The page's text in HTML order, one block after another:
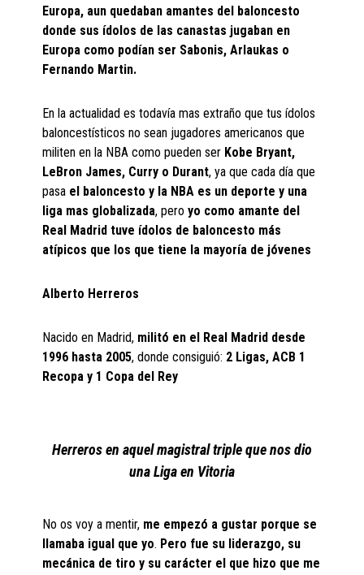
Europa, aun quedaban amantes del baloncesto
donde sus ídolos de las canastas jugaban en
Europa como podían ser Sabonis, Arlaukas o
Fernando Martin.
En la actualidad es todavía mas extraño que tus ídolos
baloncestísticos no sean jugadores americanos que
militen en la NBA como pueden ser Kobe Bryant,
LeBron James, Curry o Durant, ya que cada día que
pasa el baloncesto y la NBA es un deporte y una
liga mas globalizada, peroyo como amante del
Real Madrid tuve ídolos de baloncesto más
atípicos que los que tiene la mayoría de jóvenes
Alberto Herreros
Nacido en Madrid, militó en el Real Madrid desde
1996 hasta 2005, donde consiguió: 2 Ligas, ACB 1
Recopa y 1 Copa del Rey
Herreros en aquel magistral triple que nos dio
una Liga en Vitoria
No os voy a mentir, me empezó a gustar porque se
llamaba igual que yo. Pero fue su liderazgo, su
mecánica de tiro y su carácter el que hizo que me